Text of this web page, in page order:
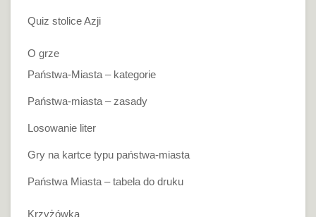
Quiz stolice Azji
O grze
Państwa-Miasta – kategorie
Państwa-miasta – zasady
Losowanie liter
Gry na kartce typu państwa-miasta
Państwa Miasta – tabela do druku
Krzyżówka